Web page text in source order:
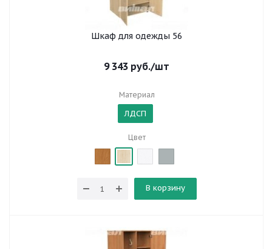
Шкаф для одежды 56
9 343 руб./шт
Материал
ЛДСП
Цвет
В корзину